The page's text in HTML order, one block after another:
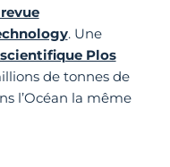
. Une
Plos
de tonnes de
l’Océan la même